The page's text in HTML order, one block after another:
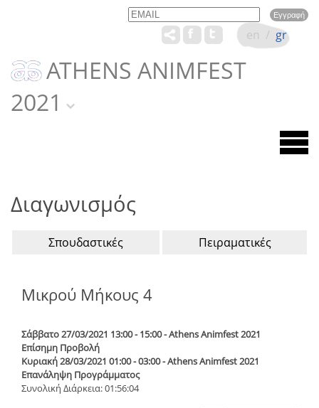
Email Name
ATHENS ANIMFEST
2021
en / gr
Διαγωνισμός
Σπουδαστικές Πειραματικές
Μικρού Μήκους 4
Σάββατο 27/03/2021 13:00 - 15:00 - Athens Animfest 2021
Επίσημη Προβολή
Κυριακή 28/03/2021 01:00 - 03:00 - Athens Animfest 2021
Επανάληψη Προγράμματος
Συνολική Διάρκεια: 01:56:04